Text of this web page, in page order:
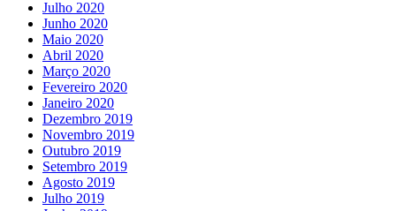
Julho 2020
Junho 2020
Maio 2020
Abril 2020
Março 2020
Fevereiro 2020
Janeiro 2020
Dezembro 2019
Novembro 2019
Outubro 2019
Setembro 2019
Agosto 2019
Julho 2019